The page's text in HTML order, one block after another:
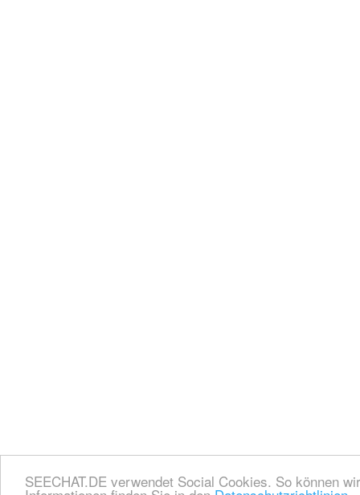
SEECHAT.DE verwendet Social Cookies. So können